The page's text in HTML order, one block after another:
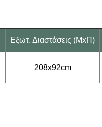
Εξωτ. Διαστάσεις (ΜxΠ)
208x92cm